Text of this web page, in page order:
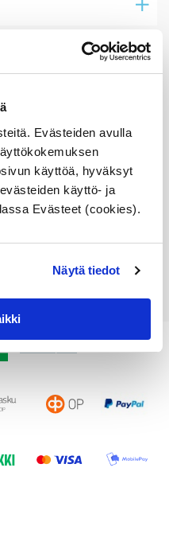
Evästeiden avulla
käyttöä, hyväksyt
käyttö- ja
Evästeet (cookies).
Näytä tiedot